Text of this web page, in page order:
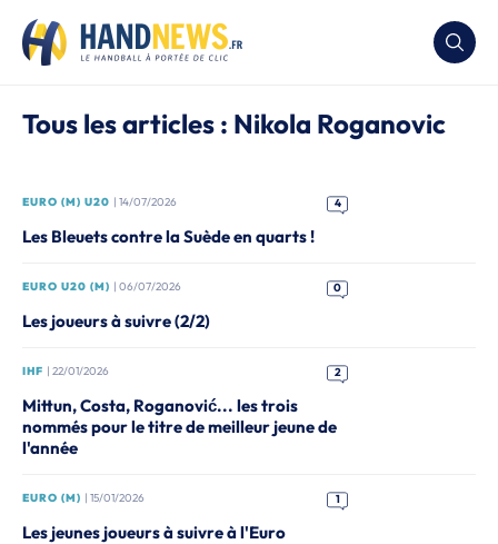
Tous les articles : Nikola Roganovic
EURO (M) U20 | 14/07/2026 4
Les Bleuets contre la Suède en quarts !
EURO U20 (M) | 06/07/2026 0
Les joueurs à suivre (2/2)
IHF | 22/01/2026 2
Mittun, Costa, Roganović... les trois
nommés pour le titre de meilleur jeune de
l'année
EURO (M) | 15/01/2026 1
Les jeunes joueurs à suivre à l'Euro